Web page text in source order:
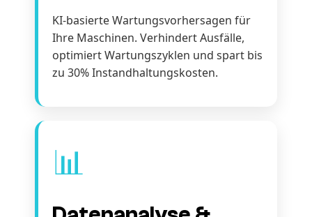
KI-basierte Wartungsvorhersagen für
Ihre Maschinen. Verhindert Ausfälle,
optimiert Wartungszyklen und spart bis
zu 30% Instandhaltungskosten.
📊